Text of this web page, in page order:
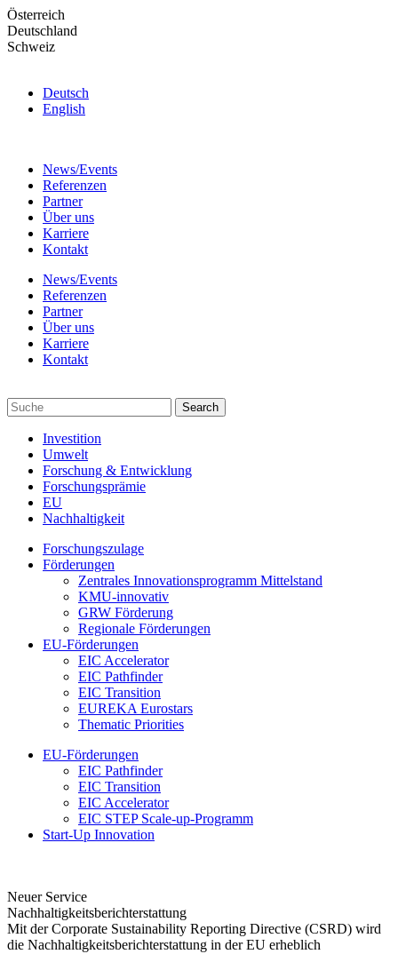
Skip
to
the
Österreich
Deutschland
Schweiz
Deutsch
English
News/Events
Referenzen
Partner
Über uns
Karriere
Kontakt
News/Events
Referenzen
Partner
Über uns
Karriere
Kontakt
Investition
Umwelt
Forschung & Entwicklung
Forschungsprämie
EU
Nachhaltigkeit
Forschungszulage
Förderungen
Zentrales Innovationsprogramm Mittelstand
KMU-innovativ
GRW Förderung
Regionale Förderungen
EU-Förderungen
EIC Accelerator
EIC Pathfinder
EIC Transition
EUREKA Eurostars
Thematic Priorities
EU-Förderungen
EIC Pathfinder
EIC Transition
EIC Accelerator
EIC STEP Scale-up-Programm
Start-Up Innovation
Neuer Service
Nachhaltigkeitsberichterstattung
Mit der Corporate Sustainability Reporting Directive (CSRD) wird
die Nachhaltigkeitsberichterstattung in der EU erheblich